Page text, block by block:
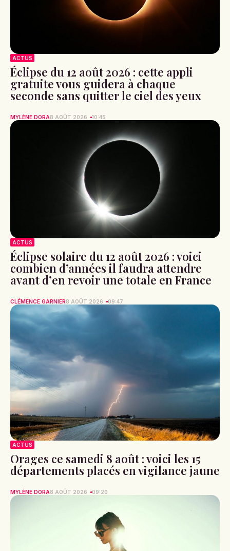
ACTUS
Éclipse du 12 août 2026 : cette appli
gratuite vous guidera à chaque
seconde sans quitter le ciel des yeux
MYLÈNE DORA8 AOÛT 2026 10:45
ACTUS
Éclipse solaire du 12 août 2026 : voici
combien d’années il faudra attendre
avant d’en revoir une totale en France
CLÉMENCE GARNIER8 AOÛT 2026 09:47
ACTUS
Orages ce samedi 8 août : voici les 15
départements placés en vigilance jaune
MYLÈNE DORA8 AOÛT 2026 09:20